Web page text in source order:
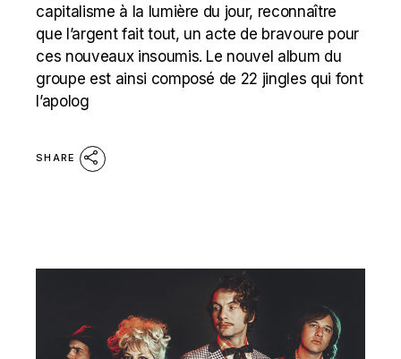
capitalisme à la lumière du jour, reconnaître
que l’argent fait tout, un acte de bravoure pour
ces nouveaux insoumis. Le nouvel album du
groupe est ainsi composé de 22 jingles qui font
l’apolog
SHARE